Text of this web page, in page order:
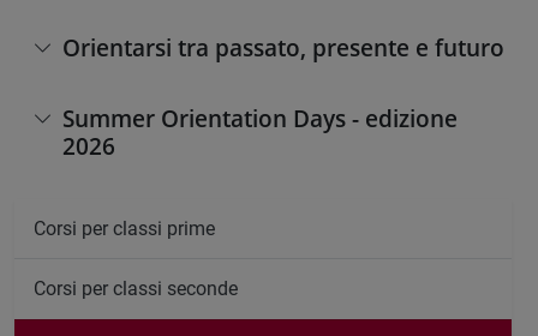
Orientarsi tra passato, presente e futuro
Summer Orientation Days - edizione
2026
Corsi per classi prime
Corsi per classi seconde